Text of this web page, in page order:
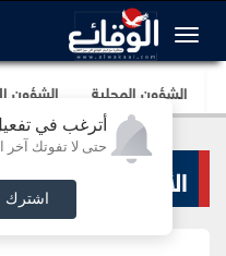
أترغب في
حتى لا تفوتك آخر
اشترك
الشؤون المحلية الشؤون
الأخبار السياسية